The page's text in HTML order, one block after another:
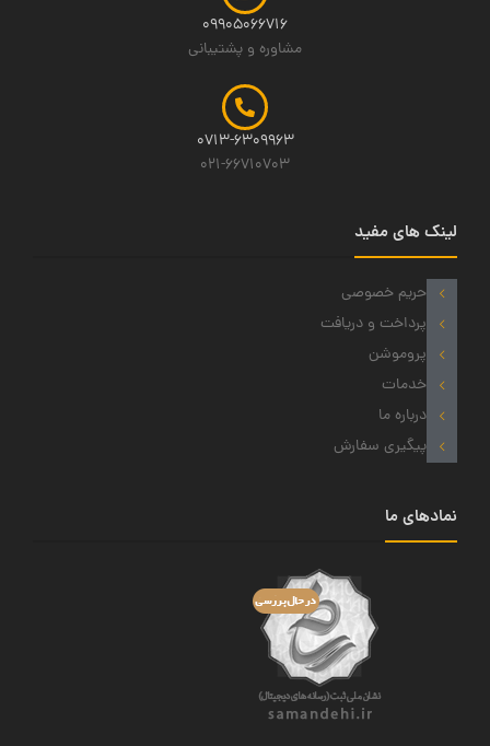
09905066716
مشاوره و پشتیبانی
0713-6309963
021-66710703
لینک های مفید
حریم خصوصی
پرداخت و دریافت
پروموشن
خدمات
درباره ما
پیگیری سفارش
نمادهای ما